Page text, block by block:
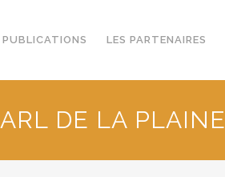
PUBLICATIONS LES PARTENAIRES
DE LA PLAINE